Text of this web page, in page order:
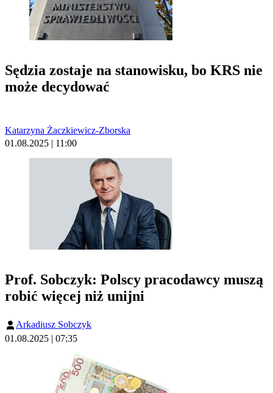
Sędzia zostaje na stanowisku, bo KRS nie
może decydować
Katarzyna Żaczkiewicz-Zborska
01.08.2025 | 11:00
Prof. Sobczyk: Polscy pracodawcy muszą
robić więcej niż unijni
Arkadiusz Sobczyk
01.08.2025 | 07:35